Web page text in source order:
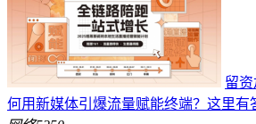
留
何用新媒体引爆流量赋能终端？这里有